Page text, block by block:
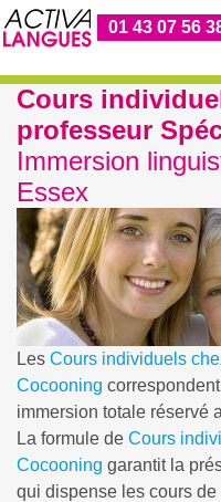
01 43 07 56
Cours
professeur
Immersion
Essex
Les Cours individuels
Cocooning
immersion totale réservé
La formule de Cours
Cocooning garantit la
qui dispense les cours